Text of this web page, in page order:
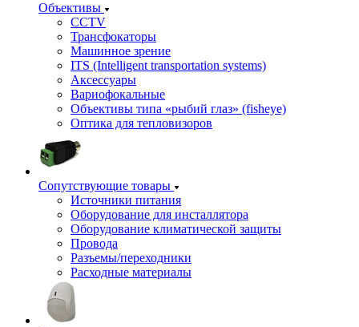
Объективы
CCTV
Трансфокаторы
Машинное зрение
ITS (Intelligent transportation systems)
Аксессуары
Вариофокальные
Объективы типа «рыбий глаз» (fisheye)
Оптика для тепловизоров
Сопутствующие товары
Источники питания
Оборудование для инсталлятора
Оборудование климатической защиты
Провода
Разъемы/переходники
Расходные материалы